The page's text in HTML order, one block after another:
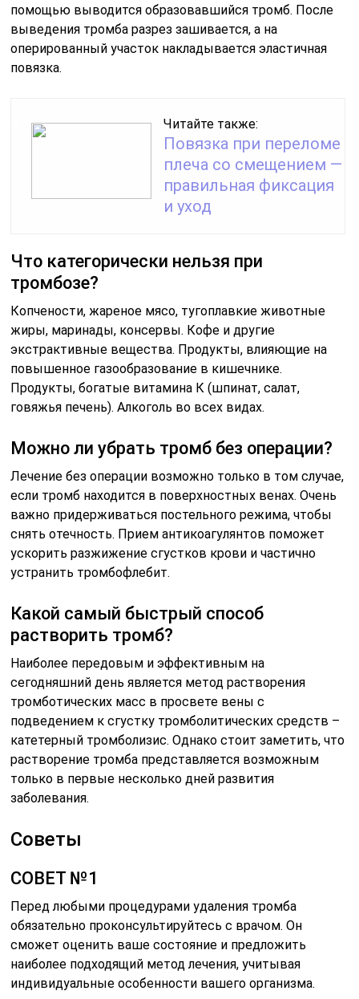
помощью выводится образовавшийся тромб. После
выведения тромба разрез зашивается, а на
оперированный участок накладывается эластичная
повязка.
Читайте также:
Повязка при переломе
плеча со смещением —
правильная фиксация
и уход
Что категорически нельзя при
тромбозе?
Копчености, жареное мясо, тугоплавкие животные
жиры, маринады, консервы. Кофе и другие
экстрактивные вещества. Продукты, влияющие на
повышенное газообразование в кишечнике.
Продукты, богатые витамина К (шпинат, салат,
говяжья печень). Алкоголь во всех видах.
Можно ли убрать тромб без операции?
Лечение без операции возможно только в том случае,
если тромб находится в поверхностных венах. Очень
важно придерживаться постельного режима, чтобы
снять отечность. Прием антикоагулянтов поможет
ускорить разжижение сгустков крови и частично
устранить тромбофлебит.
Какой самый быстрый способ
растворить тромб?
Наиболее передовым и эффективным на
сегодняшний день является метод растворения
тромботических масс в просвете вены с
подведением к сгустку тромболитических средств –
катетерный тромболизис. Однако стоит заметить, что
растворение тромба представляется возможным
только в первые несколько дней развития
заболевания.
Советы
СОВЕТ №1
Перед любыми процедурами удаления тромба
обязательно проконсультируйтесь с врачом. Он
сможет оценить ваше состояние и предложить
наиболее подходящий метод лечения, учитывая
индивидуальные особенности вашего организма.